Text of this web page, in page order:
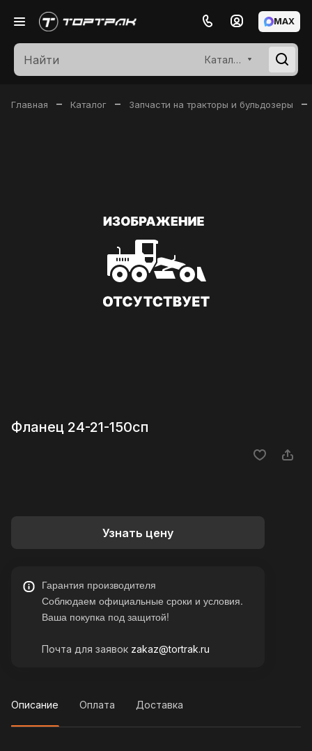
Каталог
MAX
Главная – Каталог – Запчасти на тракторы и бульдозеры –
Фланец 24-21-150сп
Узнать цену
Гарантия производителя
Соблюдаем официальные сроки и условия.
Ваша покупка под защитой!
Почта для заявок zakaz@tortrak.ru
Описание Оплата Доставка